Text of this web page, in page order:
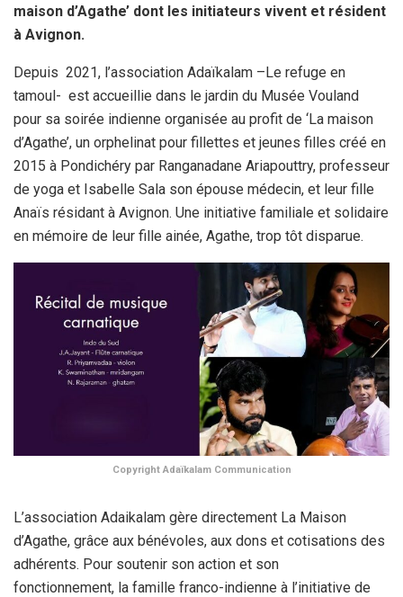
maison d’Agathe’ dont les initiateurs vivent et résident
à Avignon.
Depuis 2021, l’association Adaïkalam –Le refuge en
tamoul- est accueillie dans le jardin du Musée Vouland
pour sa soirée indienne organisée au profit de ‘La maison
d’Agathe’, un orphelinat pour fillettes et jeunes filles créé en
2015 à Pondichéry par Ranganadane Ariapouttry, professeur
de yoga et Isabelle Sala son épouse médecin, et leur fille
Anaïs résidant à Avignon. Une initiative familiale et solidaire
en mémoire de leur fille ainée, Agathe, trop tôt disparue.
Copyright Adaïkalam Communication
L’association Adaikalam gère directement La Maison
d’Agathe, grâce aux bénévoles, aux dons et cotisations des
adhérents. Pour soutenir son action et son
fonctionnement, la famille franco-indienne à l’initiative de